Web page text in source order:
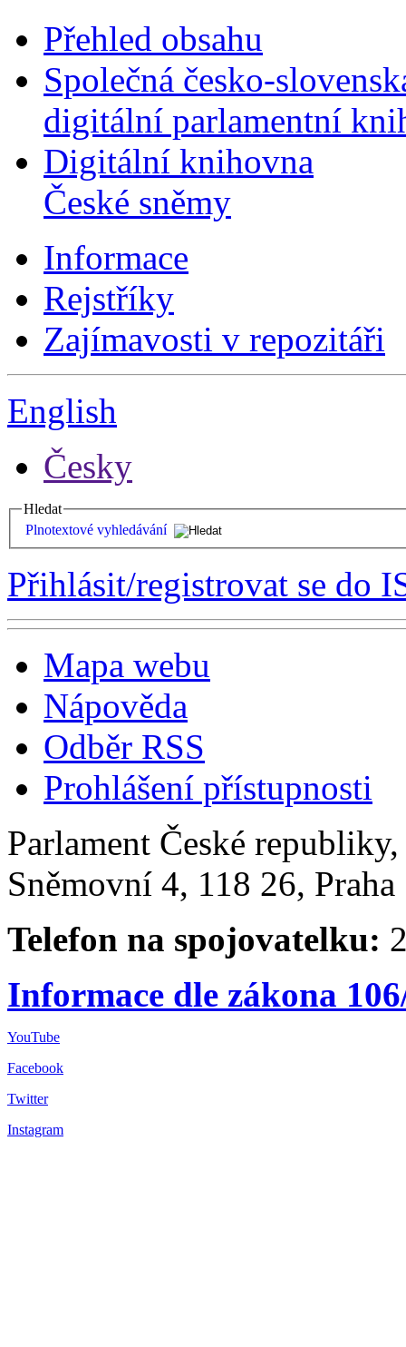
Přehled obsahu
Společná česko-
digitální parlamentní
Digitální knihovna
České sněmy
Informace
Rejstříky
Zajímavosti v repozitáři
English
Česky
Hledat
Plnotextové vyhledávání
Přihlásit/registrovat se do
Mapa webu
Nápověda
Odběr RSS
Prohlášení přístupnosti
Parlament České
Sněmovní 4, 118 26,
Telefon na spojovatelku:
Informace dle zákona
YouTube
Facebook
Twitter
Instagram